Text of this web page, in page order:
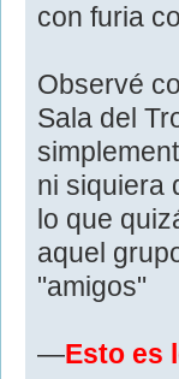
con furia
Observé
Sala del
ni siquiera
lo que
aquel
"amigos"
—Esto es